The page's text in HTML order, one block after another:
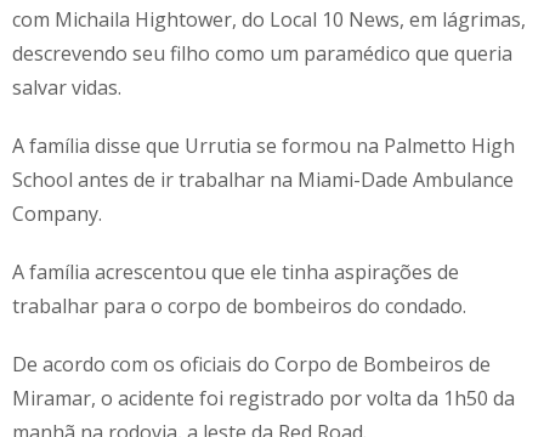
com Michaila Hightower, do Local 10 News, em lágrimas,
descrevendo seu filho como um paramédico que queria
salvar vidas.
A família disse que Urrutia se formou na Palmetto High
School antes de ir trabalhar na Miami-Dade Ambulance
Company.
A família acrescentou que ele tinha aspirações de
trabalhar para o corpo de bombeiros do condado.
De acordo com os oficiais do Corpo de Bombeiros de
Miramar, o acidente foi registrado por volta da 1h50 da